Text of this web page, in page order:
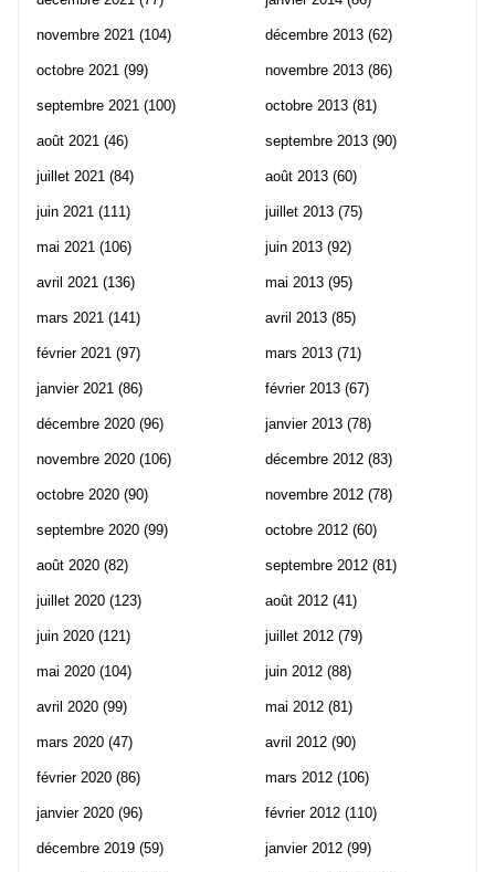
novembre 2021 (104)
octobre 2021 (99)
septembre 2021 (100)
août 2021 (46)
juillet 2021 (84)
juin 2021 (111)
mai 2021 (106)
avril 2021 (136)
mars 2021 (141)
février 2021 (97)
janvier 2021 (86)
décembre 2020 (96)
novembre 2020 (106)
octobre 2020 (90)
septembre 2020 (99)
août 2020 (82)
juillet 2020 (123)
juin 2020 (121)
mai 2020 (104)
avril 2020 (99)
mars 2020 (47)
février 2020 (86)
janvier 2020 (96)
décembre 2019 (59)
décembre 2013 (62)
novembre 2013 (86)
octobre 2013 (81)
septembre 2013 (90)
août 2013 (60)
juillet 2013 (75)
juin 2013 (92)
mai 2013 (95)
avril 2013 (85)
mars 2013 (71)
février 2013 (67)
janvier 2013 (78)
décembre 2012 (83)
novembre 2012 (78)
octobre 2012 (60)
septembre 2012 (81)
août 2012 (41)
juillet 2012 (79)
juin 2012 (88)
mai 2012 (81)
avril 2012 (90)
mars 2012 (106)
février 2012 (110)
janvier 2012 (99)